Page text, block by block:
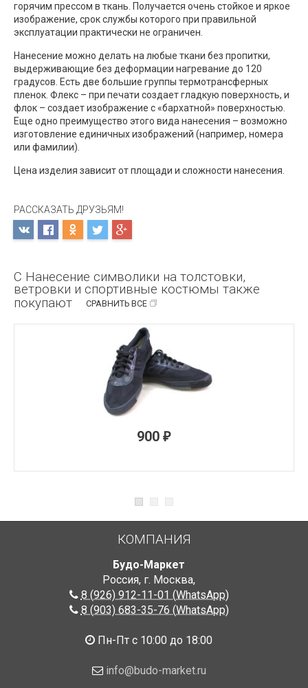
горячим прессом в ткань. Получается очень стойкое и яркое
изображение, срок службы которого при правильной
эксплуатации практически не ограничен.
Нанесение можно делать на любые ткани без пропитки,
выдерживающие без деформации нагревание до 120
градусов. Есть две большие группы термотрансферных
пленок. Флекс – при печати создает гладкую поверхность, и
флок – создает изображение с «бархатной» поверхностью.
Еще одно преимущество этого вида нанесения – возможно
изготовление единичных изображений (например, номера
или фамилии).
Цена изделия зависит от площади и сложности нанесения.
РАССКАЗАТЬ ДРУЗЬЯМ!
С Нанесение символики на толстовки,
ветровки и спортивные костюмы также
покупают
СРАВНИТЬ ВСЕ
900 ₽
КОМПАНИЯ
Будо-Маркет
Россия, г. Москва,
8 (926) 912-11-01 (WhatsApp)
8 (903) 683-35-76 (WhatsApp)
Пн-Пт с 10:00 до 18:00
info@budo-market.ru